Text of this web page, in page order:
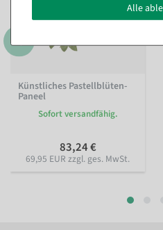
Künstliches Pastellblüten-
Paneel
Sofort versandfähig.
83,24 €
69,95 EUR zzgl. ges. MwSt.
Alle